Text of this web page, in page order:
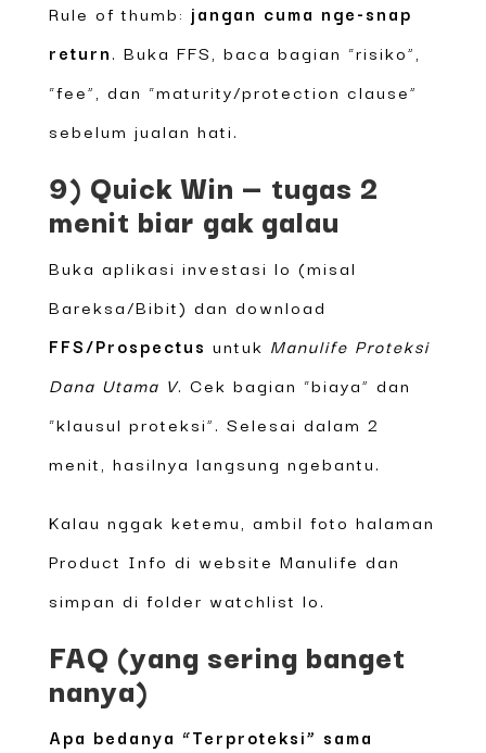
Rule of thumb: jangan cuma nge-snap
return. Buka FFS, baca bagian “risiko”,
“fee”, dan “maturity/protection clause”
sebelum jualan hati.
9) Quick Win — tugas 2
menit biar gak galau
Buka aplikasi investasi lo (misal
Bareksa/Bibit) dan download
FFS/Prospectus untuk Manulife Proteksi
Dana Utama V. Cek bagian “biaya” dan
“klausul proteksi”. Selesai dalam 2
menit, hasilnya langsung ngebantu.
Kalau nggak ketemu, ambil foto halaman
Product Info di website Manulife dan
simpan di folder watchlist lo.
FAQ (yang sering banget
nanya)
Apa bedanya “Terproteksi” sama